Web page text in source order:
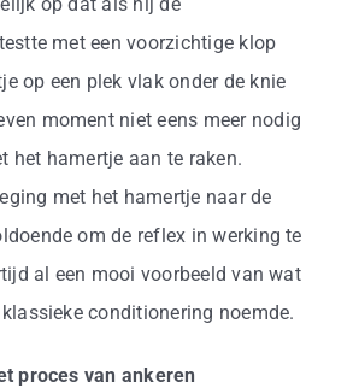
met een voorzichtige klop
op een plek vlak onder de knie
moment niet eens meer nodig
het hamertje aan te raken.
met het hamertje naar de
om de reflex in werking te
al een mooi voorbeeld van wat
conditionering noemde.
proces van ankeren